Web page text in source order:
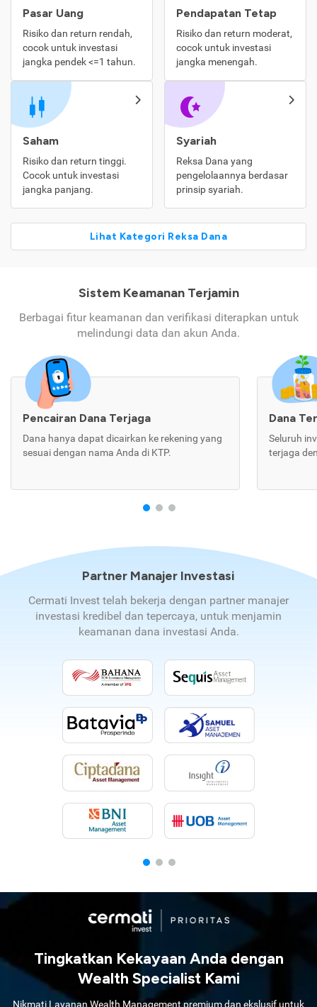
Pasar Uang
Risiko dan return rendah,
cocok untuk investasi
jangka pendek <=1 tahun.
Pendapatan Tetap
Risiko dan return moderat,
cocok untuk investasi
jangka menengah.
Saham
Risiko dan return tinggi.
Cocok untuk investasi
jangka panjang.
Syariah
Reksa Dana yang
pengelolaannya berdasar
prinsip syariah.
Lihat Kategori Reksa Dana
Sistem Keamanan Terjamin
Berbagai fitur keamanan dan verifikasi diterapkan untuk
melindungi data dan akun Anda.
Pencairan Dana Terjaga
Dana hanya dapat dicairkan ke rekening yang
sesuai dengan nama Anda di KTP.
Dana
Seluruh
terjaga
Partner Manajer Investasi
Cermati Invest telah bekerja dengan partner manajer
investasi kredibel dan tepercaya, untuk menjamin
keamanan dana investasi Anda.
Tingkatkan Kekayaan Anda dengan
Wealth Specialist Kami
Nikmati Layanan Wealth Management premium dan ekslusif untuk